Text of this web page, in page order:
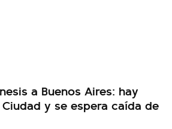
a Buenos Aires: hay
y se espera caída de